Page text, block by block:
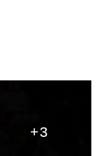
+3
+3
+3